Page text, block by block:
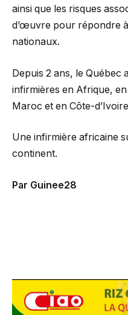
ainsi que les risques
d’œuvre pour répondre
nationaux.
Depuis 2 ans, le Québec
infirmières en Afrique,
Maroc et en Côte-
Une infirmière africaine
continent.
Par Guinee28